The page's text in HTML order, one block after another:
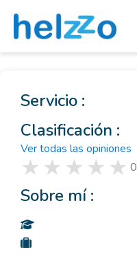
Servicio :
Clasificación :
Ver todas las opiniones
0
Sobre mí :